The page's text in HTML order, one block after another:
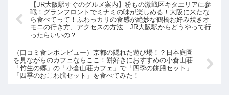
【JR大阪駅すぐのグルメ案内】粉もの激戦区キタエリアに参
戦！グランフロントでミナミの味が楽しめる！大阪に来たな
ら食べてって！ふわっカリの食感が絶妙な鶴橋お好み焼きオ
モニの行き方、アクセスの方法 JR大阪駅からどうやって行
ったらいいの？
（口コミ食レポレビュー）京都の隠れた遊び場！？日本庭園
を見ながらのカフェならここ！餅好きにおすすめの小倉山荘
「竹生の郷」の「小倉山荘カフェ」で「四季の餅膳セット」
「四季のおこわ膳セット」を食べてみた！